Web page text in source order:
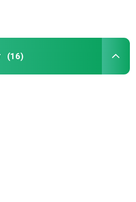
Tinggi
(16)